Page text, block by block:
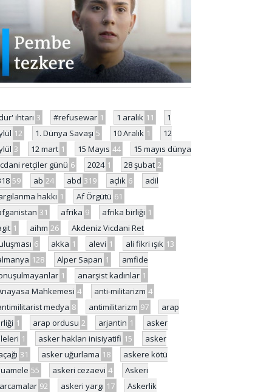
ihtarı 3 #refusewar 1 1 aralık 11
1
12 1. Dünya Savaşı 5 10 Aralık 1
12
3 12 mart 1 15 Mayıs 44
15 mayıs dünya
retçiler günü 6 2024 1 28 şubat 2
59 ab 24 abd 319 açlık 6
adil
hakkı 1 Af Örgütü 61
31 afrika 9 afrika birliği 1
1 aihm 26
Akdeniz Vicdani Ret
6 akka 1 alevi 1 ali fikri ışık 13
128 Alper Sapan 1
amfide
1 anarşist kadınlar 1
Mahkemesi 4 anti-militarizm 4
medya 8 antimilitarizm 97
arap
1 arap ordusu 2 arjantin 1
asker
1 asker hakları inisiyatifi 15
asker
31 asker uğurlama 18
askere kötü
55 askeri cezaevi 4
Askeri
92 askeri yargı 17
Askerlik